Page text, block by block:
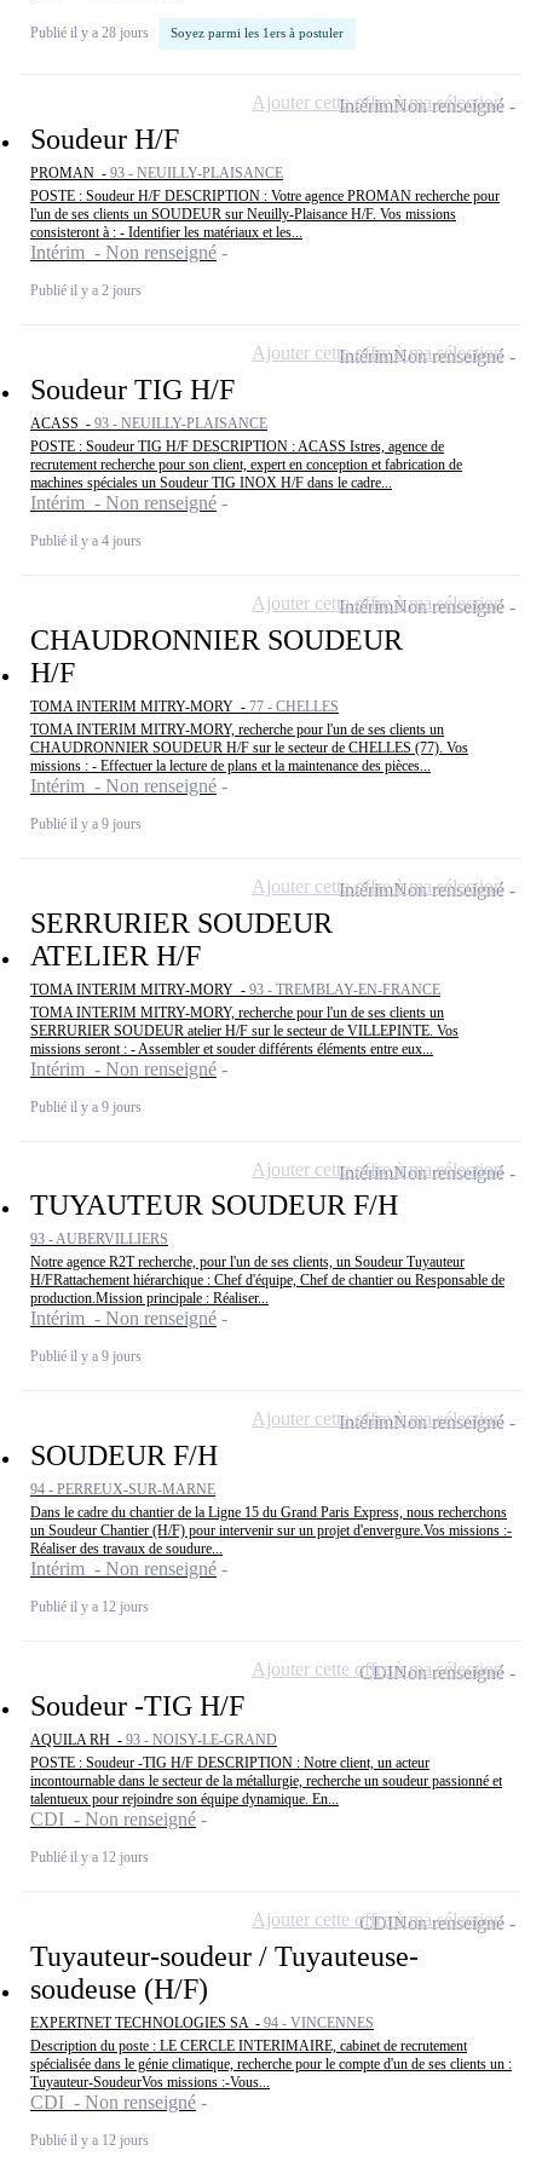
Publié il y a 28 jours Soyez parmi les 1ers à postuler
Soudeur H/F
PROMAN - 93 - NEUILLY-PLAISANCE
POSTE : Soudeur H/F DESCRIPTION : Votre agence PROMAN recherche pour
l'un de ses clients un SOUDEUR sur Neuilly-Plaisance H/F. Vos missions
consisteront à : - Identifier les matériaux et les...
Intérim - Non renseigné
Publié il y a 2 jours
IntérimNon renseigné
Ajouter cette offre à ma sélection
Soudeur TIG H/F
ACASS - 93 - NEUILLY-PLAISANCE
POSTE : Soudeur TIG H/F DESCRIPTION : ACASS Istres, agence de
recrutement recherche pour son client, expert en conception et fabrication de
machines spéciales un Soudeur TIG INOX H/F dans le cadre...
Intérim - Non renseigné
Publié il y a 4 jours
IntérimNon renseigné
Ajouter cette offre à ma sélection
CHAUDRONNIER SOUDEUR
H/F
TOMA INTERIM MITRY-MORY - 77 - CHELLES
TOMA INTERIM MITRY-MORY, recherche pour l'un de ses clients un
CHAUDRONNIER SOUDEUR H/F sur le secteur de CHELLES (77). Vos
missions : - Effectuer la lecture de plans et la maintenance des pièces...
Intérim - Non renseigné
Publié il y a 9 jours
IntérimNon renseigné
Ajouter cette offre à ma sélection
SERRURIER SOUDEUR
ATELIER H/F
TOMA INTERIM MITRY-MORY - 93 - TREMBLAY-EN-FRANCE
TOMA INTERIM MITRY-MORY, recherche pour l'un de ses clients un
SERRURIER SOUDEUR atelier H/F sur le secteur de VILLEPINTE. Vos
missions seront : - Assembler et souder différents éléments entre eux...
Intérim - Non renseigné
Publié il y a 9 jours
IntérimNon renseigné
Ajouter cette offre à ma sélection
TUYAUTEUR SOUDEUR F/H
93 - AUBERVILLIERS
Notre agence R2T recherche, pour l'un de ses clients, un Soudeur Tuyauteur
H/FRattachement hiérarchique : Chef d'équipe, Chef de chantier ou Responsable de
production.Mission principale : Réaliser...
Intérim - Non renseigné
Publié il y a 9 jours
IntérimNon renseigné
Ajouter cette offre à ma sélection
SOUDEUR F/H
94 - PERREUX-SUR-MARNE
Dans le cadre du chantier de la Ligne 15 du Grand Paris Express, nous recherchons
un Soudeur Chantier (H/F) pour intervenir sur un projet d'envergure.Vos missions :-
Réaliser des travaux de soudure...
Intérim - Non renseigné
Publié il y a 12 jours
IntérimNon renseigné
Ajouter cette offre à ma sélection
Soudeur -TIG H/F
AQUILA RH - 93 - NOISY-LE-GRAND
POSTE : Soudeur -TIG H/F DESCRIPTION : Notre client, un acteur
incontournable dans le secteur de la métallurgie, recherche un soudeur passionné et
talentueux pour rejoindre son équipe dynamique. En...
CDI - Non renseigné
Publié il y a 12 jours
CDINon renseigné
Ajouter cette offre à ma sélection
Tuyauteur-soudeur / Tuyauteuse-
soudeuse (H/F)
EXPERTNET TECHNOLOGIES SA - 94 - VINCENNES
Description du poste : LE CERCLE INTERIMAIRE, cabinet de recrutement
spécialisée dans le génie climatique, recherche pour le compte d'un de ses clients un :
Tuyauteur-SoudeurVos missions :-Vous...
CDI - Non renseigné
Publié il y a 12 jours
CDINon renseigné
Ajouter cette offre à ma sélection